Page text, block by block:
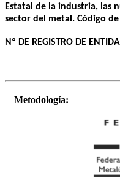
Estatal de la industria, las
sector del metal. Código
Nº DE REGISTRO DE
Metodología: